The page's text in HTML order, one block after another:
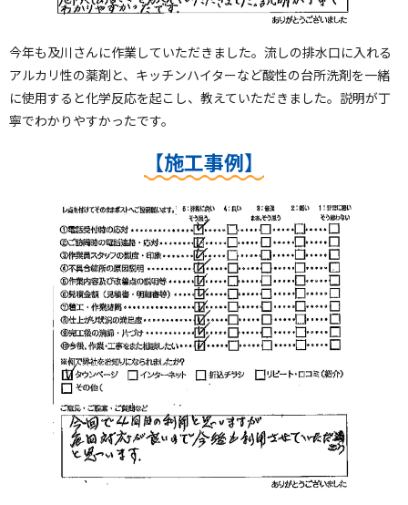
今年も及川さんに作業していただきました。流しの排水口に入れる
アルカリ性の薬剤と、キッチンハイターなど酸性の台所洗剤を一緒
に使用すると化学反応を起こし、教えていただきました。説明が丁
寧でわかりやすかったです。
【施工事例】